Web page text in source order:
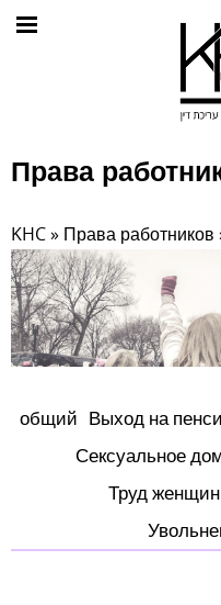
Права
KHC» Права работников
общий Выход на
Сексуальное
Труд женщин